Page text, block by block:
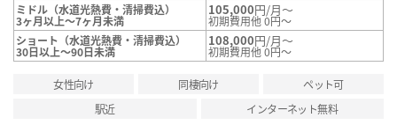
ミドル（水道光熱費・清掃費込）
3ヶ月以上～7ヶ月未満
105,000円/月～
初期費用他 0円～
ショート（水道光熱費・清掃費込）
30日以上～90日未満
108,000円/月～
初期費用他 0円～
女性向け 同棲向け
ペット可
駅近
インターネット無料